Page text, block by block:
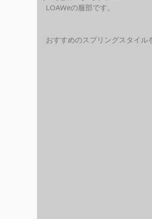
LOAWeの服部です。
おすすめのスプリングスタイル